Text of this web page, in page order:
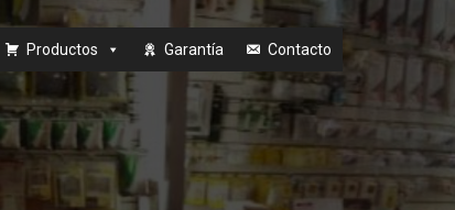
Productos Garantía Contacto